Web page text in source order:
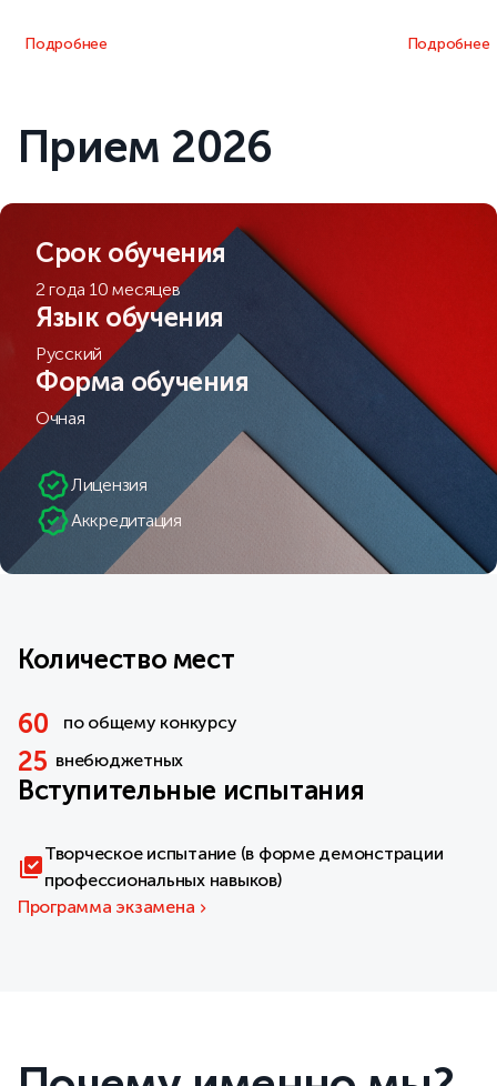
Подробнее Подробнее
Прием 2026
Срок обучения
2 года 10 месяцев
Язык обучения
Русский
Форма обучения
Очная
Лицензия
Аккредитация
Количество мест
60
по общему конкурсу
25 внебюджетных
Вступительные испытания
Творческое испытание (в форме демонстрации
профессиональных навыков)
Программа экзамена